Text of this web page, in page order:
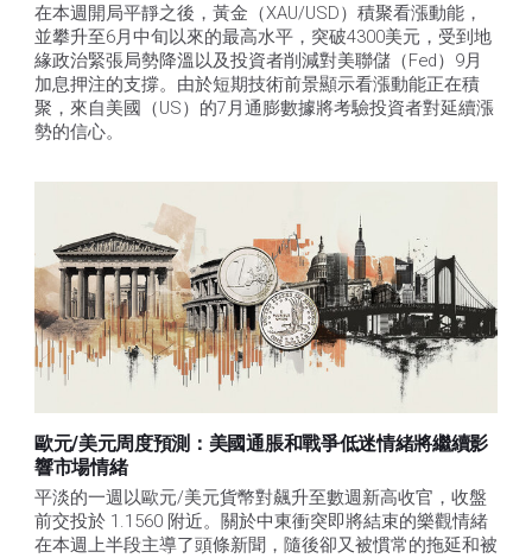
在本週開局平靜之後，黃金（XAU/USD）積聚看漲動能，
並攀升至6月中旬以來的最高水平，突破4300美元，受到地
緣政治緊張局勢降溫以及投資者削減對美聯儲（Fed）9月
加息押注的支撐。由於短期技術前景顯示看漲動能正在積
聚，來自美國（US）的7月通膨數據將考驗投資者對延續漲
勢的信心。
歐元/美元周度預測：美國通脹和戰爭低迷情緒將繼續影
響市場情緒
平淡的一週以歐元/美元貨幣對飆升至數週新高收官，收盤
前交投於 1.1560 附近。關於中東衝突即將結束的樂觀情緒
在本週上半段主導了頭條新聞，隨後卻又被慣常的拖延和被